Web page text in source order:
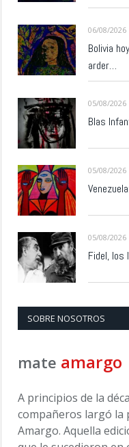
06/08/2026
Bolivia
arder…
05/08/2026
Blas
05/08/2026
05/08/2026
Fidel, los
SOBRE NOSOTROS
mate amargo
A principios de la
compañeros largó la
Amargo. Aquella